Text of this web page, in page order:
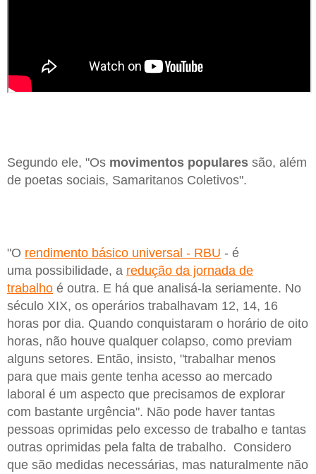
Segundo ele, "Os movimentos populares são, além
de poetas sociais, Samaritanos Coletivos".
"O rendimento básico universal - RBU - é
uma possibilidade, a redução da jornada de
trabalho é outra. E há que analisá-la seriamente. No
século XIX, os operários trabalhavam 12, 14, 16
horas por dia. Quando conquistaram o horário de oito
horas, não houve qualquer colapso, como previam
alguns setores. Então, insisto, "trabalhar menos
para que mais gente tenha acesso ao mercado
laboral é um aspecto que precisamos de explorar
com bastante urgência". Não pode haver tantas
pessoas oprimidas pelo excesso de trabalho e tantas
outras oprimidas pela falta de trabalho. Considero
que são medidas necessárias, mas naturalmente não